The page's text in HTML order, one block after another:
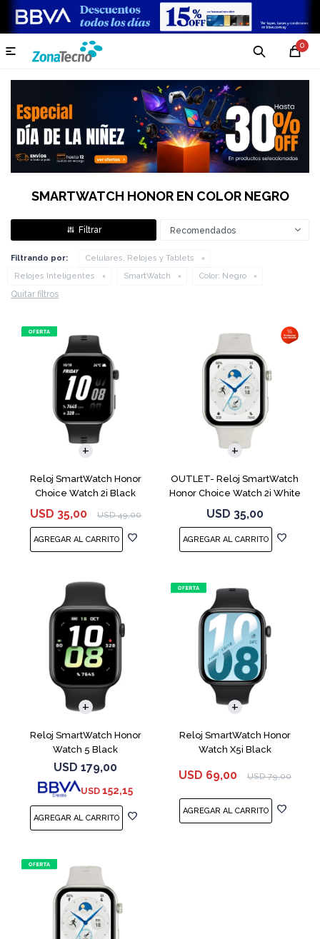
0

SMARTWATCH HONOR EN COLOR NEGRO
Recomendados
Filtrando por:
Celulares, Relojes y Tablets
Relojes Inteligentes
SmartWatch Color: Negro
Quitar filtros
Reloj SmartWatch Honor
Choice Watch 2i Black
USD 35,00 USD 49,00
OUTLET- Reloj SmartWatch
Honor Choice Watch 2i White
USD 35,00
Reloj SmartWatch Honor
Watch 5 Black
USD 179,00
USD 152,15
Reloj SmartWatch Honor
Watch X5i Black
USD 69,00 USD 79,00